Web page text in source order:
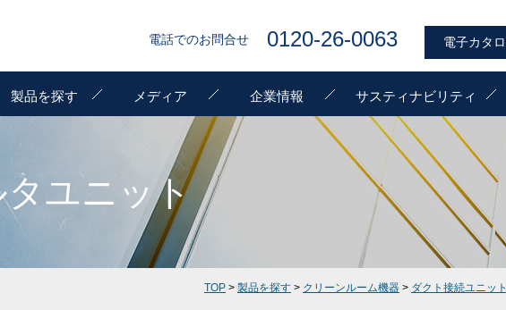
電話でのお問合せ 0120-26-0063 電子カタ
製品を探す メディア 企業情報 サスティナビリティ
ユニット
TOP > 製品を探す > クリーンルーム機器 > ダクト接続ユニット